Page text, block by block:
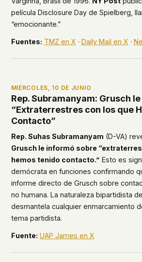
película Disclosure Dayde Spielberg,
“emocionante.”
Fuentes: TMZ en X · Daily Mail en X ·
MIÉRCOLES, 10 DE JUNIO
Rep. Subramanyam: Grusch
“Extraterrestres con los que
Contacto”
Rep. Suhas Subramanyam (D-VA)
Grusch le informó sobre
hemos tenido contacto.” Esto es
demócrata en funciones confirmando
informe directo de Grusch sobre
no humana. La naturaleza bipartidista
desmantela cualquier enmarcamiento
tema partidista.
Fuente: UAP James en X